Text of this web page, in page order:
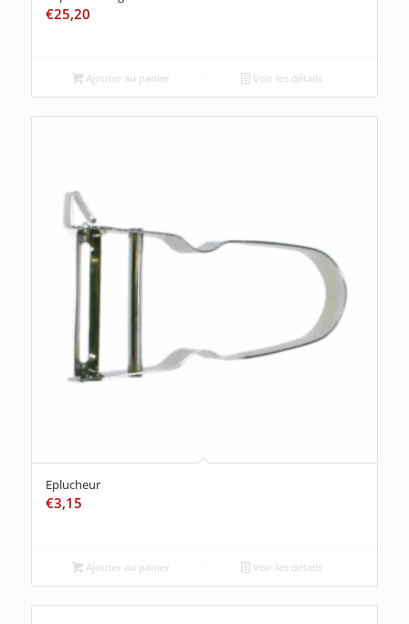
€25,20
Ajouter au panier Voir les détails
Eplucheur
€3,15
Ajouter au panier Voir les détails